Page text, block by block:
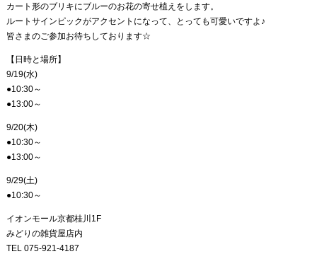
カート形のブリキにブルーのお花の寄せ植えをします。
ルートサインピックがアクセントになって、とっても可愛いですよ♪
皆さまのご参加お待ちしております☆
【日時と場所】
9/19(水)
●10:30～
●13:00～
9/20(木)
●10:30～
●13:00～
9/29(土)
●10:30～
イオンモール京都桂川1F
みどりの雑貨屋店内
TEL 075-921-4187